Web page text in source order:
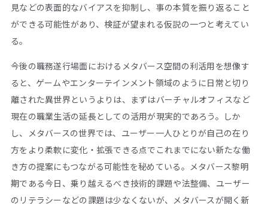
見などの表面的なバイアスを抑制し、事の本質を振り返ること
ができる可能性があり、検証が望まれる仮説の一つと考えてい
る。
今後の職務遂行場面におけるメタバース空間の利活用を想像す
ると、ゲームやエンターテインメント領域のように日常と切り
離された異世界というよりは、まずはバーチャルオフィスなど
現在の職業生活の延長としての活用が現実的であろう。しか
し、メタバースの世界では、ユーザー一人ひとりが自己の在り
方をより柔軟に変化・拡張できる点でこれまでにない新たな働
き方の提案にもつながる可能性を秘めている。メタバース黎明
期である今日、乗り越えるべき技術的課題や法整備、ユーザー
のリテラシーなどの課題は少なくないが、メタバースが開く新